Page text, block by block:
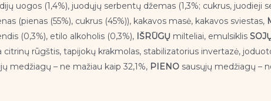
uogos (1,4%), juodųjų serbentų džemas (1,3%; cukrus, juodieji
(pienas (55%), cukrus (45%)), kakavos masė, kakavos sviestas,
(0,3%), etilo alkoholis (0,3%), IŠRŪGŲ milteliai, emulsiklis
rūgštis, tapijokų krakmolas, stabilizatorius invertazė,
medžiagų – ne mažiau kaip 32,1%, PIENO sausųjų medžiagų –